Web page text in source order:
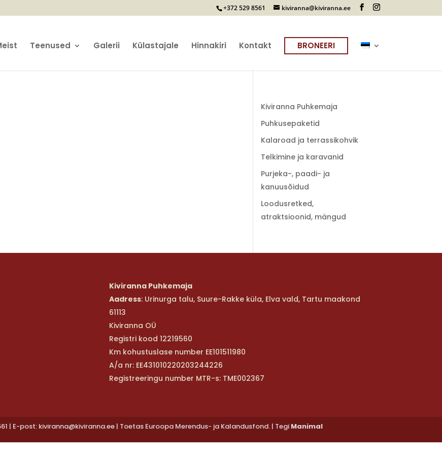
+372 529 8561 kiviranna@kiviranna.ee
Teenused Galerii Külastajale Hinnakiri Kontakt BRONEERI
Kiviranna Puhkemaja
Puhkusepaketid
Kalaroad ja terrassikohvik
Telkimine ja karavanid
Purjeka-, paadi- ja
kanuusõidud
Loodusretked,
atraktsioonid, mängud
Kiviranna Puhkemaja
Aadress: Urinurga talu, Suure-Rakke küla, Elva vald, Tartu maakond
61113
Kiviranna OÜ
Registri kood 12219560
Km kohustuslase number EE101511980
A/a nr: EE431010220203244226
Registreeringu number MTR-s: TME002367
| E-post: kiviranna@kiviranna.ee | Toetas Euroopa Merendus- ja Kalandusfond. | Tegi Manimal